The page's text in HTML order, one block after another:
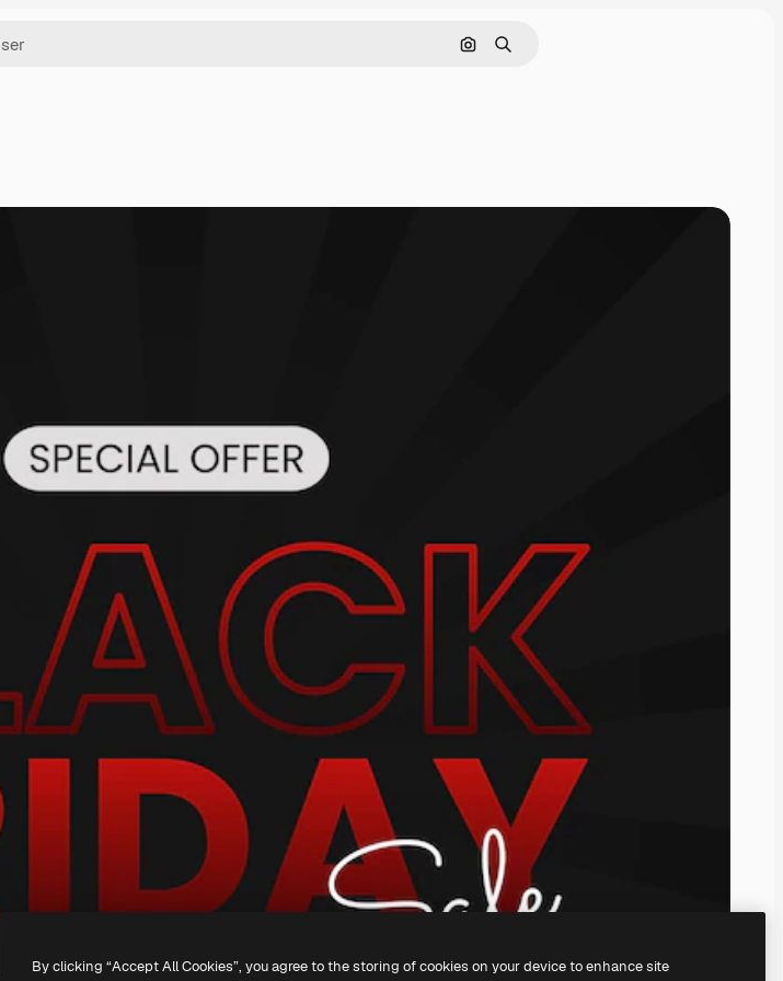
Pesquisar por imagem
Buscar
By clicking “Accept All Cookies”, you agree to the storing of cookies on your device to enhance site